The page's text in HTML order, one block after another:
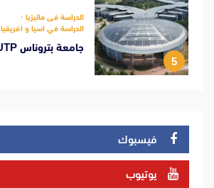
5
الدراسة فى ماليزيا
الدراسة في اسيا و افريقيا
جامعة بتروناس UTP
فيسبوك
يوتيوب